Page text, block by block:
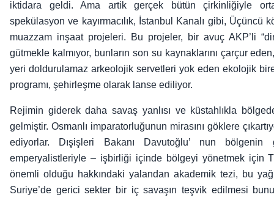
iktidara geldi. Ama artik gerçek bütün çirkinliğiyle
spekülasyon ve kayırmacılık, İstanbul Kanalı gibi, Üçüncü
muazzam inşaat projeleri. Bu projeler, bir avuç AKP’li
gütmekle kalmıyor, bunların son su kaynaklarını çarçur
yeri doldurulamaz arkeolojik servetleri yok eden ekolojik
programı, şehirleşme olarak lanse ediliyor.
Rejimin giderek daha savaş yanlısı ve küstahlıkla
gelmiştir. Osmanlı imparatorluğunun mirasını göklere
ediyorlar. Dışişleri Bakanı Davutoğlu’ nun
emperyalistleriyle – işbirliği içinde bölgeyi yönetmek için
önemli olduğu hakkındaki yalandan akademik tezi, bu
Suriye’de gerici sekter bir iç savaşın teşvik edilmesi